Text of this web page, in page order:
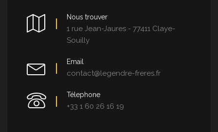
Nous trouver
1 rue Jean-Jaures - 77411 Claye-
Souilly
Email
contact@legendre-freres.fr
Télephone
+33 1 60 26 16 19